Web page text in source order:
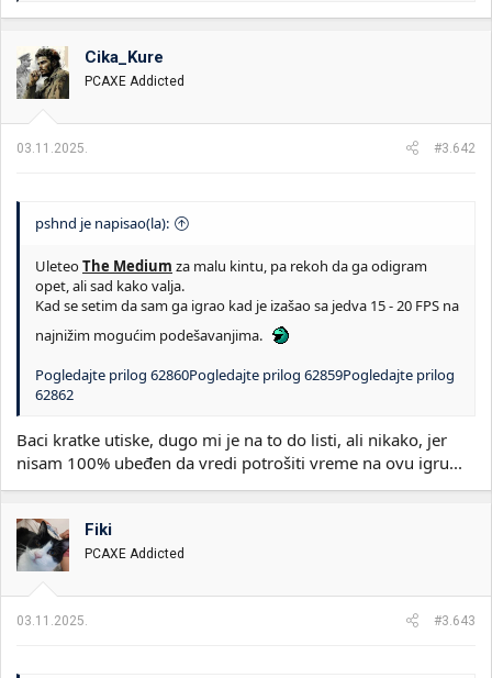
a
o
v
a
n
:
Cika_Kure
PCAXE Addicted
03.11.2025. #3.642
pshnd je napisao(la):
UleteoThe Medium za malu kintu, pa rekoh da ga odigram
opet, ali sad kako valja.
Kad se setim da sam ga igrao kad je izašao sa jedva 15 - 20 FPS na
najnižim mogućim podešavanjima.
Pogledajte prilog 62860Pogledajte prilog 62859Pogledajte prilog
62862
Baci kratke utiske, dugo mi je na to do listi, ali nikako, jer
nisam 100% ubeđen da vredi potrošiti vreme na ovu igru...
Fiki
PCAXE Addicted
03.11.2025. #3.643